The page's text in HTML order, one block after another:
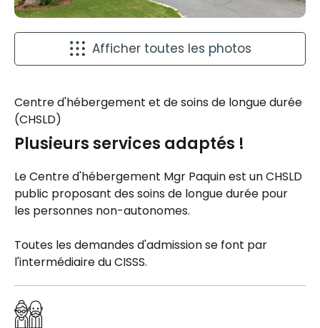
Afficher toutes les photos
Centre d'hébergement et de soins de longue durée
(CHSLD)
Plusieurs services adaptés !
Le Centre d'hébergement Mgr Paquin est un CHSLD
public proposant des soins de longue durée pour
les personnes non-autonomes.
Toutes les demandes d'admission se font par
l'intermédiaire du CISSS.